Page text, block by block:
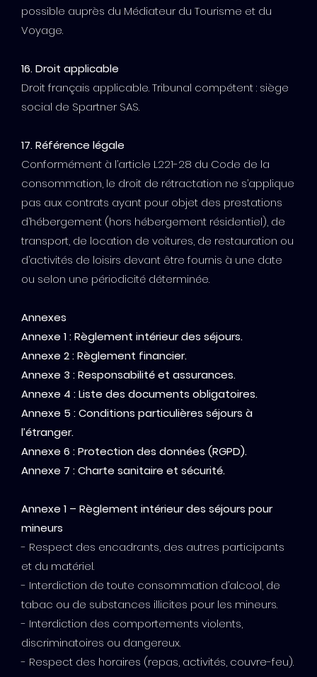
possible auprès du Médiateur du Tourisme et du
Voyage.
16. Droit applicable
Droit français applicable. Tribunal compétent : siège
social de Spartner SAS.
17. Référence légale
Conformément à l’article L221-28 du Code de la
consommation, le droit de rétractation ne s’applique
pas aux contrats ayant pour objet des prestations
d’hébergement (hors hébergement résidentiel), de
transport, de location de voitures, de restauration ou
d’activités de loisirs devant être fournis à une date
ou selon une périodicité déterminée.
Annexes
Annexe 1 : Règlement intérieur des séjours.
Annexe 2 : Règlement financier.
Annexe 3 : Responsabilité et assurances.
Annexe 4 : Liste des documents obligatoires.
Annexe 5 : Conditions particulières séjours à
l’étranger.
Annexe 6 : Protection des données (RGPD).
Annexe 7 : Charte sanitaire et sécurité.
Annexe 1 – Règlement intérieur des séjours pour
mineurs
- Respect des encadrants, des autres participants
et du matériel.
- Interdiction de toute consommation d’alcool, de
tabac ou de substances illicites pour les mineurs.
- Interdiction des comportements violents,
discriminatoires ou dangereux.
- Respect des horaires (repas, activités, couvre-feu).